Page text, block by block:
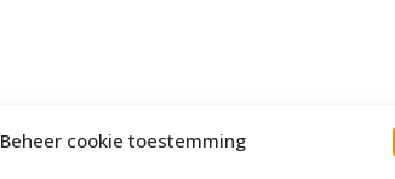
Beheer cookie toestemming